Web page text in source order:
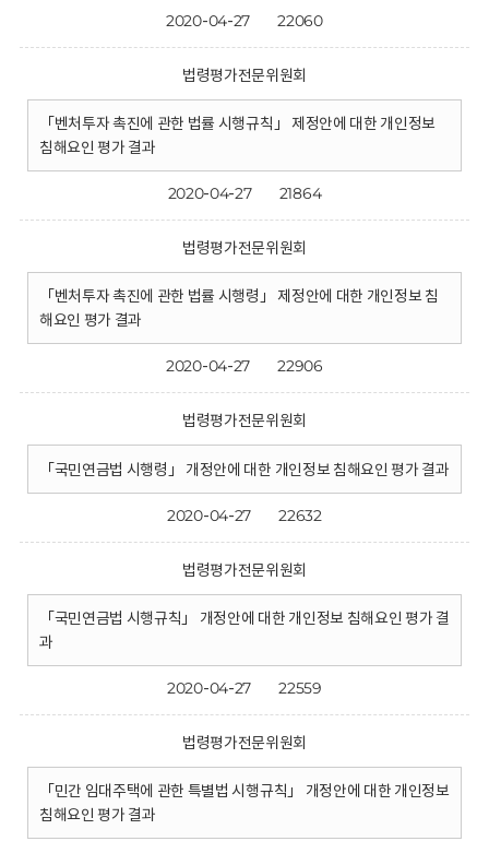
2020-04-27 22060
법령평가전문위원회
「벤처투자 촉진에 관한 법률 시행규칙」 제정안에 대한 개인정보
침해요인 평가 결과
2020-04-27 21864
법령평가전문위원회
「벤처투자 촉진에 관한 법률 시행령」 제정안에 대한 개인정보 침
해요인 평가 결과
2020-04-27 22906
법령평가전문위원회
「국민연금법 시행령」 개정안에 대한 개인정보 침해요인 평가 결과
2020-04-27 22632
법령평가전문위원회
「국민연금법 시행규칙」 개정안에 대한 개인정보 침해요인 평가 결
과
2020-04-27 22559
법령평가전문위원회
「민간 임대주택에 관한 특별법 시행규칙」 개정안에 대한 개인정보
침해요인 평가 결과